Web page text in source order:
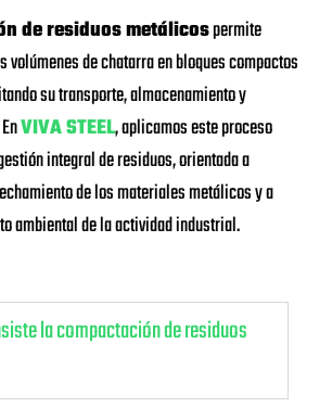
de residuos metálicospermite
volúmenes de chatarra en bloques compactos
su transporte, almacenamiento y
VIVA STEEL, aplicamos este proceso
integral de residuos, orientada a
de los materiales metálicos y a
ambiental de la actividad industrial.
la compactación de residuos